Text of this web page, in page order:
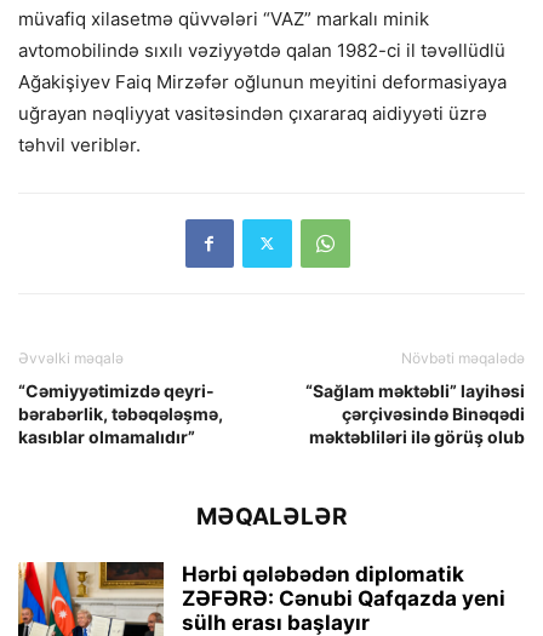
müvafiq xilasetmə qüvvələri “VAZ” markalı minik
avtomobilində sıxılı vəziyyətdə qalan 1982-ci il təvəllüdlü
Ağakişiyev Faiq Mirzəfər oğlunun meyitini deformasiyaya
uğrayan nəqliyyat vasitəsindən çıxararaq aidiyyəti üzrə
təhvil veriblər.
Əvvəlki məqalə
“Cəmiyyətimizdə qeyri-
bərabərlik, təbəqələşmə,
kasıblar olmamalıdır”
Növbəti məqalədə
“Sağlam məktəbli” layihəsi
çərçivəsində Binəqədi
məktəbliləri ilə görüş olub
MƏQALƏLƏR
Hərbi qələbədən diplomatik
ZƏFƏRƏ: Cənubi Qafqazda yeni
sülh erası başlayır